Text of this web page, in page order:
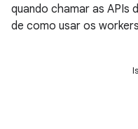
quando chamar as APIs
de como usar os